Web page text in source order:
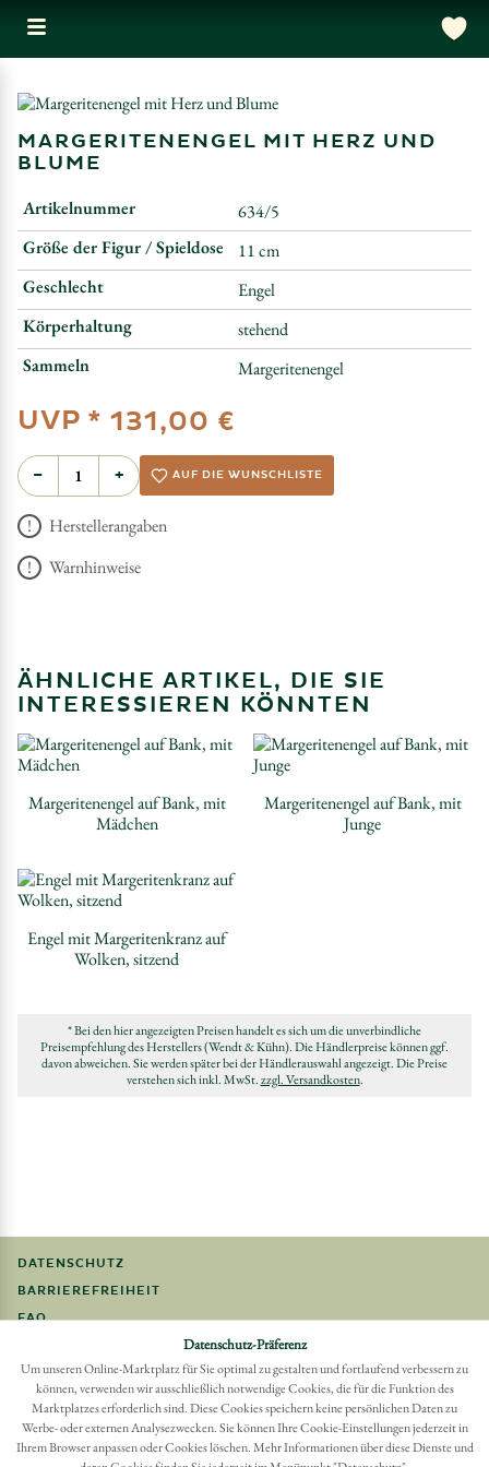
MARGERITENENGEL MIT HERZ UND
BLUME
Artikelnummer
634/5
Größe der Figur / Spieldose
11 cm
Geschlecht
Engel
Körperhaltung
stehend
Sammeln
Margeritenengel
UVP * 131,00 €
− + AUF DIE WUNSCHLISTE
Herstellerangaben
Warnhinweise
ÄHNLICHE ARTIKEL, DIE SIE
INTERESSIEREN KÖNNTEN
Margeritenengel auf Bank, mit
Mädchen
Margeritenengel auf Bank, mit
Junge
Engel mit Margeritenkranz auf
Wolken, sitzend
* Bei den hier angezeigten Preisen handelt es sich um die unverbindliche
Preisempfehlung des Herstellers (Wendt & Kühn). Die Händlerpreise können ggf.
davon abweichen. Sie werden später bei der Händlerauswahl angezeigt. Die Preise
verstehen sich inkl. MwSt.zzgl. Versandkosten.
DATENSCHUTZ
BARRIEREFREIHEIT
FAQ
Möchten Sie eine Bestellung widerrufen?
Hier Widerruf mit wenigen Klicks online erreichen
BESTELLUNG WIDERRUFEN
Datenschutz-Präferenz
Um unseren Online-Marktplatz für Sie optimal zu gestalten und fortlaufend verbessern zu
können, verwenden wir ausschließlich notwendige Cookies, die für die Funktion des
Marktplatzes erforderlich sind. Diese Cookies speichern keine persönlichen Daten zu
Werbe- oder externen Analysezwecken. Sie können Ihre Cookie-Einstellungen jederzeit in
Ihrem Browser anpassen oder Cookies löschen. Mehr Informationen über diese Dienste und